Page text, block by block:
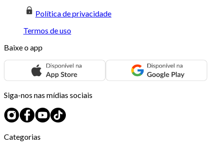
Política de privacidade
Termos de uso
Baixe o app
Siga-nos nas mídias sociais
Categorias